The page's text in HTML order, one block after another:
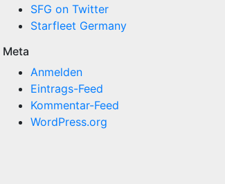
SFG on Twitter
Starfleet Germany
Meta
Anmelden
Eintrags-Feed
Kommentar-Feed
WordPress.org